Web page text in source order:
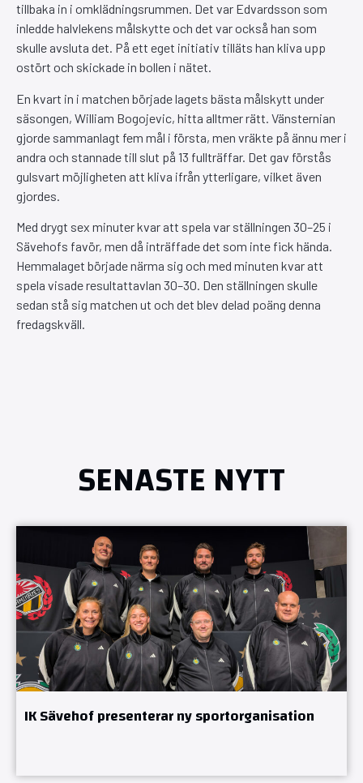
tillbaka in i omklädningsrummen. Det var Edvardsson som
inledde halvlekens målskytte och det var också han som
skulle avsluta det. På ett eget initiativ tilläts han kliva upp
ostört och skickade in bollen i nätet.
En kvart in i matchen började lagets bästa målskytt under
säsongen, William Bogojevic, hitta alltmer rätt. Vänsternian
gjorde sammanlagt fem mål i första, men vräkte på ännu mer i
andra och stannade till slut på 13 fullträffar. Det gav förstås
gulsvart möjligheten att kliva ifrån ytterligare, vilket även
gjordes.
Med drygt sex minuter kvar att spela var ställningen 30–25 i
Sävehofs favör, men då inträffade det som inte fick hända.
Hemmalaget började närma sig och med minuten kvar att
spela visade resultattavlan 30–30. Den ställningen skulle
sedan stå sig matchen ut och det blev delad poäng denna
fredagskväll.
SENASTE NYTT
IK Sävehof presenterar ny sportorganisation